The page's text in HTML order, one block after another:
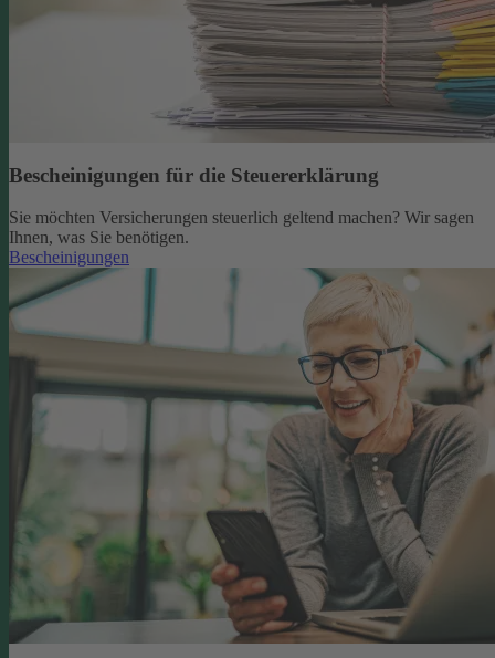
Bescheinigungen für die Steuererklärung
Sie möchten Versicherungen steuerlich geltend machen? Wir sagen
Ihnen, was Sie benötigen.
Bescheinigungen